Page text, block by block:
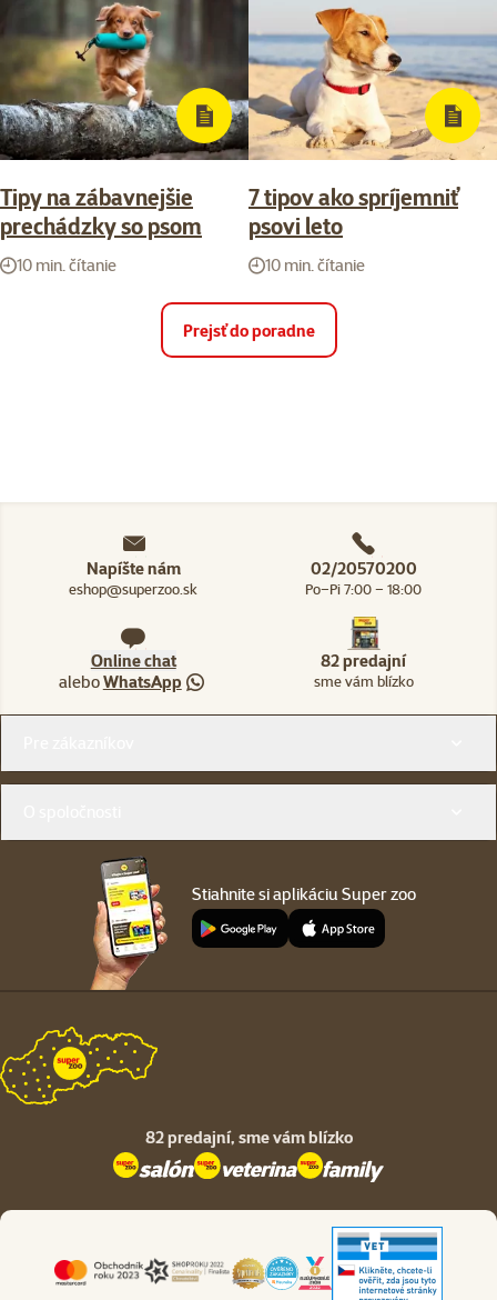
Tipy na zábavnejšie
prechádzky so psom
10 min. čítanie
7 tipov ako spríjemniť
psovi leto
10 min. čítanie
Prejsť do poradne
Napíšte nám
eshop@superzoo.sk
02/20570200
Po–Pi 7:00 – 18:00
Online chat
aleboWhatsApp
82 predajní
sme vám blízko
Stiahnite si aplikáciu Super zoo
82 predajní, sme vám blízko